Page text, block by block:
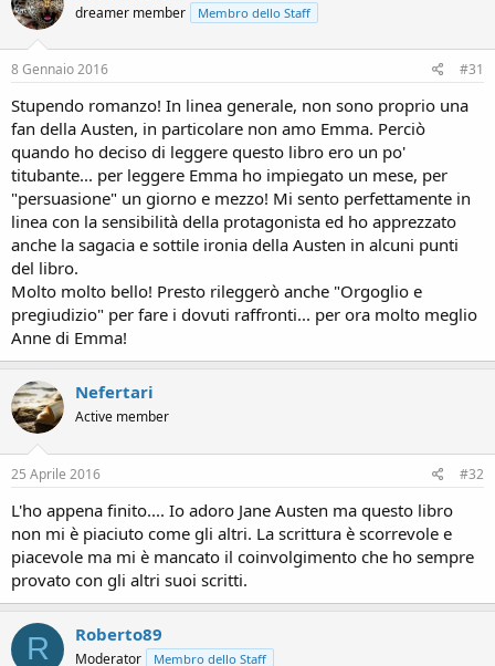
dreamer member Membro dello Staff
8 Gennaio 2016 #31
Stupendo romanzo! In linea generale, non sono proprio una
fan della Austen, in particolare non amo Emma. Perciò
quando ho deciso di leggere questo libro ero un po'
titubante... per leggere Emma ho impiegato un mese, per
"persuasione" un giorno e mezzo! Mi sento perfettamente in
linea con la sensibilità della protagonista ed ho apprezzato
anche la sagacia e sottile ironia della Austen in alcuni punti
del libro.
Molto molto bello! Presto rileggerò anche "Orgoglio e
pregiudizio" per fare i dovuti raffronti... per ora molto meglio
Anne di Emma!
Nefertari
Active member
25 Aprile 2016 #32
L'ho appena finito.... Io adoro Jane Austen ma questo libro
non mi è piaciuto come gli altri. La scrittura è scorrevole e
piacevole ma mi è mancato il coinvolgimento che ho sempre
provato con gli altri suoi scritti.
R Roberto89
Moderator Membro dello Staff